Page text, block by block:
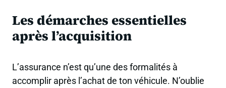
Les démarches essentielles
après l’acquisition
L’assurance n’est qu’une des formalités à
accomplir après l’achat de ton véhicule. N’oublie